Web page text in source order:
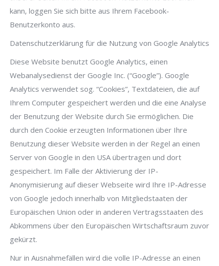
kann, loggen Sie sich bitte aus Ihrem Facebook-
Benutzerkonto aus.
Datenschutzerklärung für die Nutzung von Google Analytics
Diese Website benutzt Google Analytics, einen
Webanalysedienst der Google Inc. (“Google”). Google
Analytics verwendet sog. “Cookies”, Textdateien, die auf
Ihrem Computer gespeichert werden und die eine Analyse
der Benutzung der Website durch Sie ermöglichen. Die
durch den Cookie erzeugten Informationen über Ihre
Benutzung dieser Website werden in der Regel an einen
Server von Google in den USA übertragen und dort
gespeichert. Im Falle der Aktivierung der IP-
Anonymisierung auf dieser Webseite wird Ihre IP-Adresse
von Google jedoch innerhalb von Mitgliedstaaten der
Europäischen Union oder in anderen Vertragsstaaten des
Abkommens über den Europäischen Wirtschaftsraum zuvor
gekürzt.
Nur in Ausnahmefällen wird die volle IP-Adresse an einen